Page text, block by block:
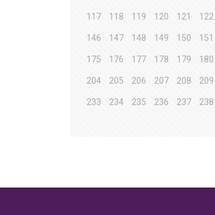
117 118 119 120 121 122
146 147 148 149 150 151
175 176 177 178 179 180
204 205 206 207 208 209
233 234 235 236 237 238